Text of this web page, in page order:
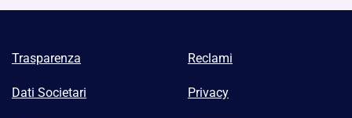
Trasparenza Reclami
Dati Societari Privacy